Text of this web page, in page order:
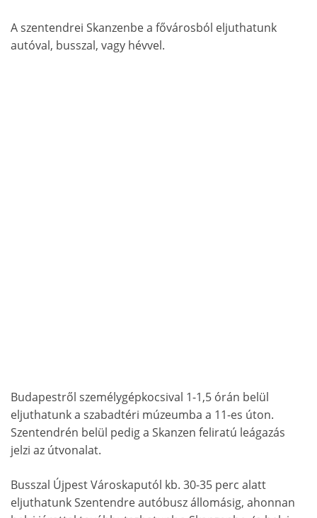
A szentendrei Skanzenbe a fővárosból eljuthatunk
autóval, busszal, vagy hévvel.
Budapestről személygépkocsival 1-1,5 órán belül
eljuthatunk a szabadtéri múzeumba a 11-es úton.
Szentendrén belül pedig a Skanzen feliratú leágazás
jelzi az útvonalat.
Busszal Újpest Városkaputól kb. 30-35 perc alatt
eljuthatunk Szentendre autóbusz állomásig, ahonnan